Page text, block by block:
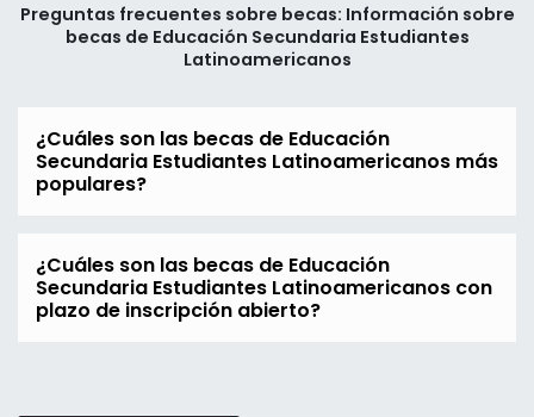
Preguntas frecuentes sobre becas: Información sobre
becas de Educación Secundaria Estudiantes
Latinoamericanos
¿Cuáles son las becas de Educación
Secundaria Estudiantes Latinoamericanos más
populares?
¿Cuáles son las becas de Educación
Secundaria Estudiantes Latinoamericanos con
plazo de inscripción abierto?